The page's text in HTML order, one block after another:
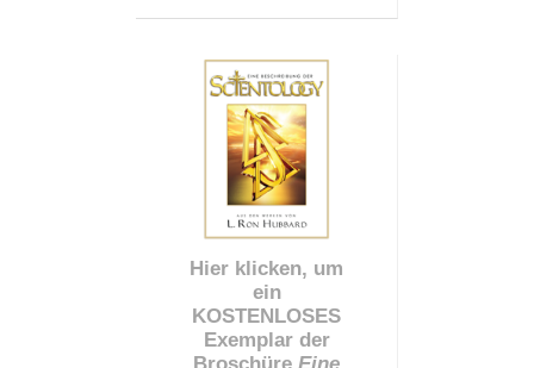
Hier klicken, um
ein
KOSTENLOSES
Exemplar der